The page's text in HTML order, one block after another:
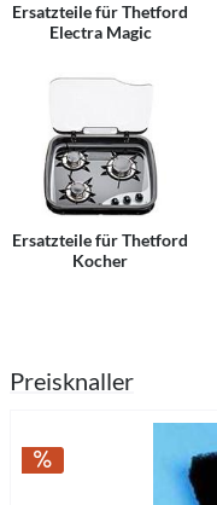
Ersatzteile für Thetford
Electra Magic
Ersatzteile für Thetford
Kocher
Preisknaller